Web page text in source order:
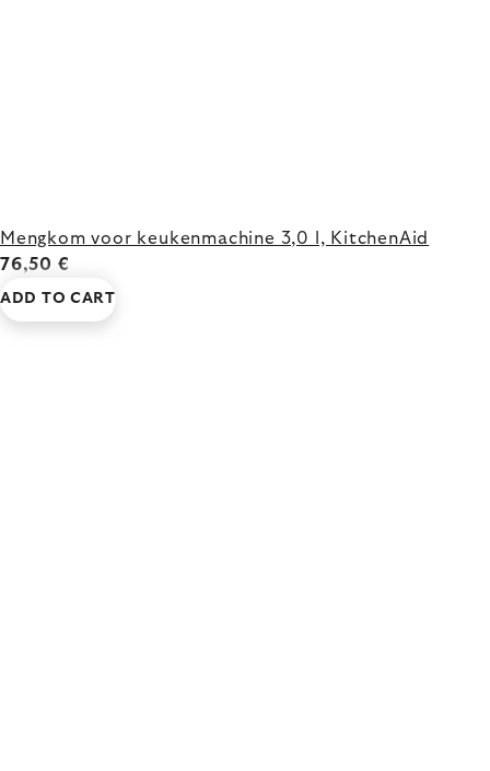
Mengkom voor keukenmachine 3,0 l, KitchenAid
76,50 €
ADD TO CART